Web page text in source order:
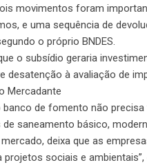
movimentos foram
e uma sequência de
o próprio BNDES.
o subsídio geraria
desatenção à avaliação de
Mercadante
de fomento não
saneamento básico,
deixa que as
sociais e ambientais”,